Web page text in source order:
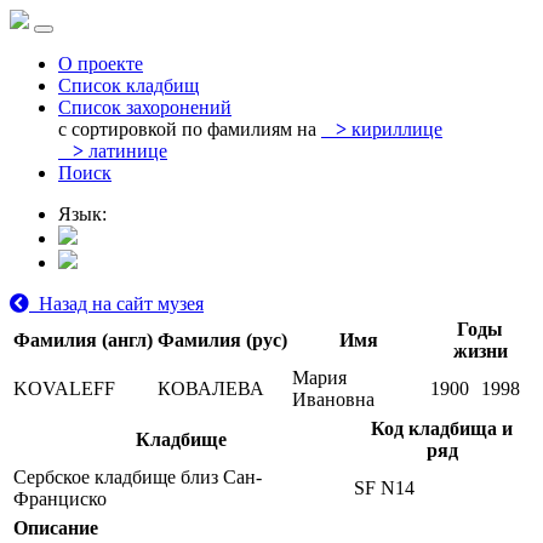
О проекте
Список кладбищ
Список захоронений
с сортировкой по фамилиям на
> кириллице
> латинице
Поиск
Язык:
Назад на сайт музея
Фамилия (англ) Фамилия (рус) Имя
Годы
жизни
KOVALEFF
КОВАЛЕВА
Мария
Ивановна
1900 1998
Кладбище
Код кладбища и
ряд
Сербское кладбище близ Сан-
Франциско
SF N14
Описание